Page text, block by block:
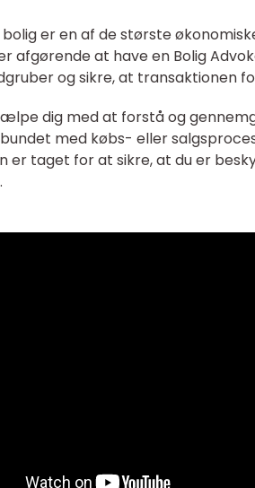
er en af de største
afgørende at have en Bolig
og sikre, at transaktionen
dig med at forstå og
med købs- eller
er taget for at sikre, at du er